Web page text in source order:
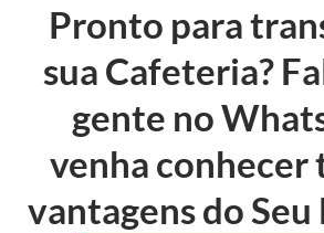
Pronto para
sua Cafeteria?
gente no
venha conhecer
vantagens do